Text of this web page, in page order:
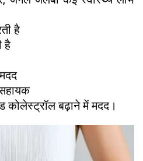
है
है
बढ़ाने में मदद।